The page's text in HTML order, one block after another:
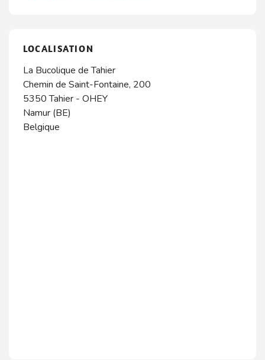
LOCALISATION
La Bucolique de Tahier
Chemin de Saint-Fontaine, 200
5350 Tahier - OHEY
Namur (BE)
Belgique